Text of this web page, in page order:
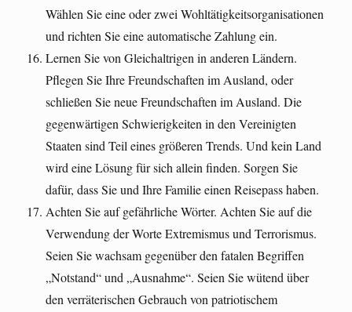
Wählen Sie eine oder zwei Wohltätigkeitsorganisationen
und richten Sie eine automatische Zahlung ein.
Lernen Sie von Gleichaltrigen in anderen Ländern.
Pflegen Sie Ihre Freundschaften im Ausland, oder
schließen Sie neue Freundschaften im Ausland. Die
gegenwärtigen Schwierigkeiten in den Vereinigten
Staaten sind Teil eines größeren Trends. Und kein Land
wird eine Lösung für sich allein finden. Sorgen Sie
dafür, dass Sie und Ihre Familie einen Reisepass haben.
Achten Sie auf gefährliche Wörter. Achten Sie auf die
Verwendung der Worte Extremismus und Terrorismus.
Seien Sie wachsam gegenüber den fatalen Begriffen
„Notstand“ und „Ausnahme“. Seien Sie wütend über
den verräterischen Gebrauch von patriotischem